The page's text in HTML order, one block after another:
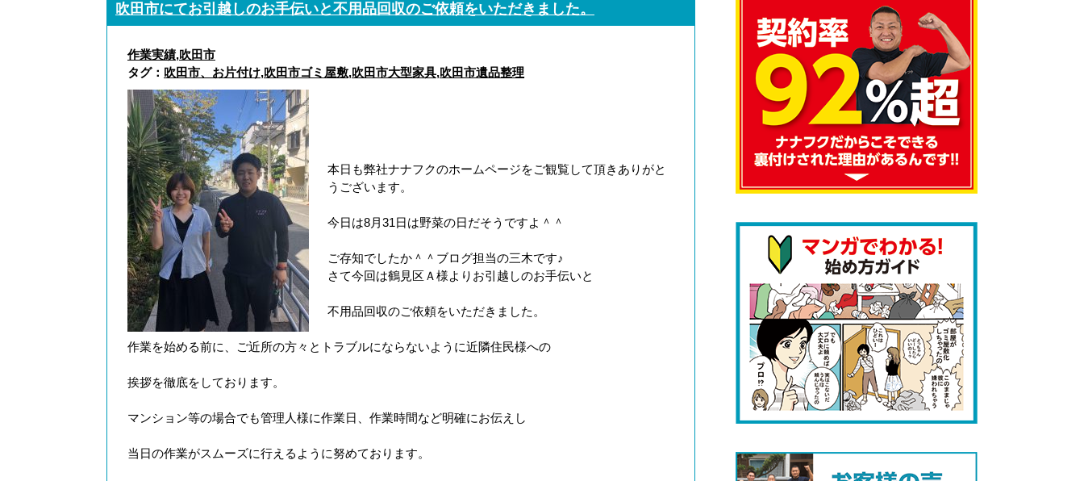
吹田市にてお引越しのお手伝いと不用品回収のご依頼をいただきました。
作業実績,吹田市
タグ： 吹田市、お片付け,吹田市ゴミ屋敷,吹田市大型家具,吹田市遺品整理
本日も弊社ナナフクのホームページをご観覧して頂きありがと
うございます。
今日は8月31日は野菜の日だそうですよ＾＾
ご存知でしたか＾＾ブログ担当の三木です♪
さて今回は鶴見区Ａ様よりお引越しのお手伝いと
不用品回収のご依頼をいただきました。
作業を始める前に、ご近所の方々とトラブルにならないように近隣住民様への
挨拶を徹底をしております。
マンション等の場合でも管理人様に作業日、作業時間など明確にお伝えし
当日の作業がスムーズに行えるように努めております。